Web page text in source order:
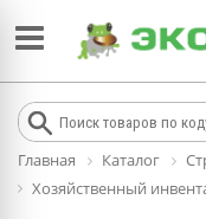
Главная Каталог
Хозяйственный